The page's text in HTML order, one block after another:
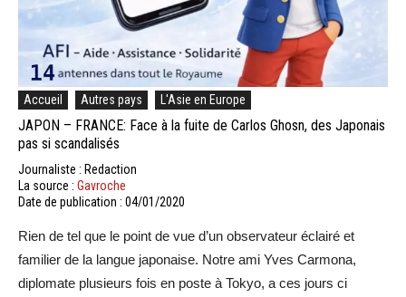
Accueil Autres pays L'Asie en Europe
JAPON – FRANCE: Face à la fuite de Carlos Ghosn, des Japonais
pas si scandalisés
Journaliste : Redaction
La source : Gavroche
Date de publication : 04/01/2020
Rien de tel que le point de vue d’un observateur éclairé et
familier de la langue japonaise. Notre ami Yves Carmona,
diplomate plusieurs fois en poste à Tokyo, a ces jours ci